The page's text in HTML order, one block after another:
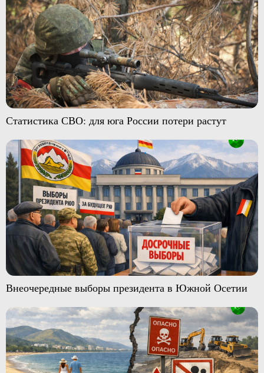
Статистика СВО: для юга России потери растут
Внеочередные выборы президента в Южной Осетии